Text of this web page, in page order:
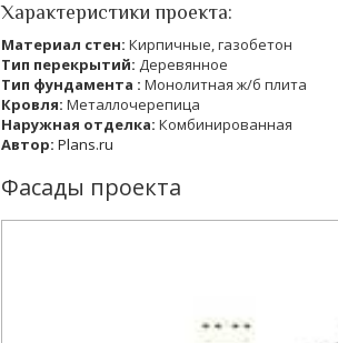
Характеристики проекта:
Материал стен: Кирпичные, газобетон
Тип перекрытий: Деревянное
Тип фундамента : Монолитная ж/б плита
Кровля: Металлочерепица
Наружная отделка: Комбинированная
Автор: Plans.ru
Фасады проекта